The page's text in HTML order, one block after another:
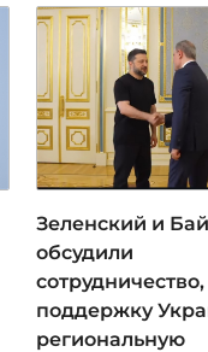
Зеленский и
обсудили
сотрудничество,
поддержку
региональную